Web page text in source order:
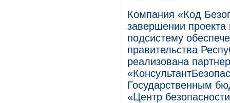
Компания «Код
завершении
подсистему
правительства
реализована
Государственным
«Центр